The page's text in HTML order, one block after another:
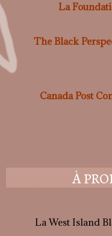
La
The Black
Canada Post
À
La West Island